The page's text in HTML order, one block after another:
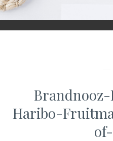
—
Haribo-